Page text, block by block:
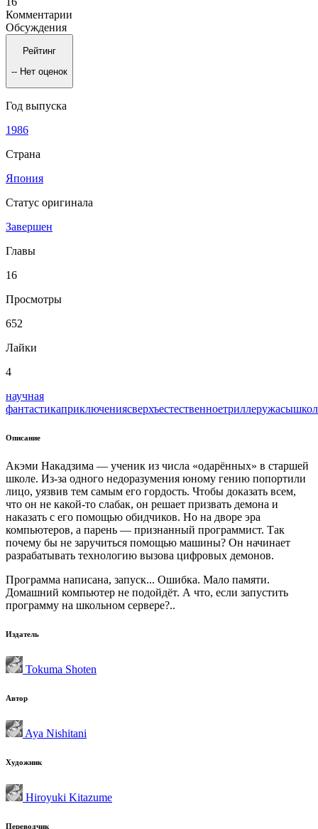
Комментарии
Обсуждения
Рейтинг
-- Нет оценок
Год выпуска
1986
Страна
Япония
Статус оригинала
Завершен
Главы
16
Просмотры
652
Лайки
4
научная
фантастикаприключениясверхъестественноетриллеружасы
Описание
Акэми Накадзима — ученик из числа «одарённых» в старшей
школе. Из-за одного недоразумения юному гению попортили
лицо, уязвив тем самым его гордость. Чтобы доказать всем,
что он не какой-то слабак, он решает призвать демона и
наказать с его помощью обидчиков. Но на дворе эра
компьютеров, а парень — признанный программист. Так
почему бы не заручиться помощью машины? Он начинает
разрабатывать технологию вызова цифровых демонов.
Программа написана, запуск... Ошибка. Мало памяти.
Домашний компьютер не подойдёт. А что, если запустить
программу на школьном сервере?..
Издатель
Tokuma Shoten
Автор
Aya Nishitani
Художник
Hiroyuki Kitazume
Переводчик